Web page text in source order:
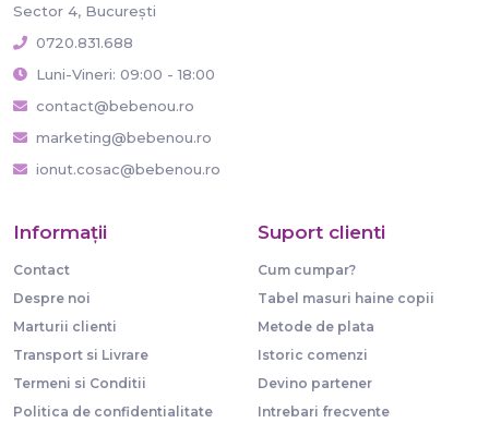
Sector 4, București
0720.831.688
Luni-Vineri: 09:00 - 18:00
contact@bebenou.ro
marketing@bebenou.ro
ionut.cosac@bebenou.ro
Informaţii
Contact
Despre noi
Marturii clienti
Transport si Livrare
Termeni si Conditii
Politica de confidentialitate
Suport clienti
Cum cumpar?
Tabel masuri haine copii
Metode de plata
Istoric comenzi
Devino partener
Intrebari frecvente